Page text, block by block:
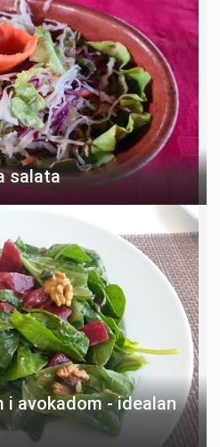
salata
i avokadom - idealan